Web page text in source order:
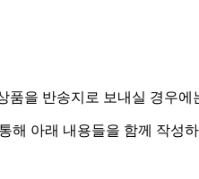
을 반송지로 보내실 경우
해 아래 내용들을 함께 작성